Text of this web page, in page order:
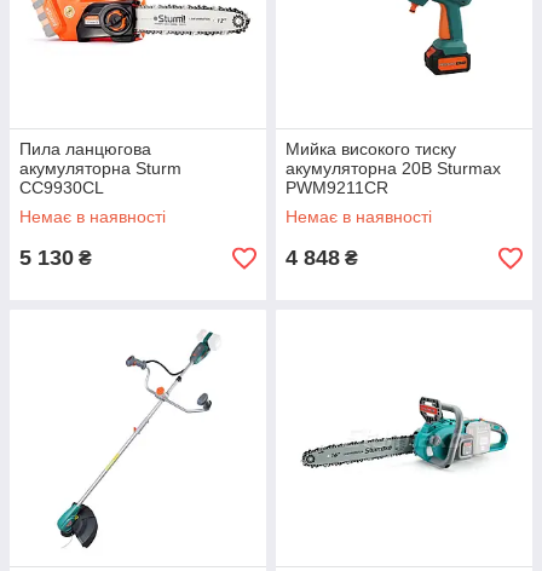
Пила ланцюгова
акумуляторна Sturm
CC9930CL
Немає в наявності
5 130 ₴
Мийка високого тиску
акумуляторна 20В Sturmax
PWM9211CR
Немає в наявності
4 848 ₴